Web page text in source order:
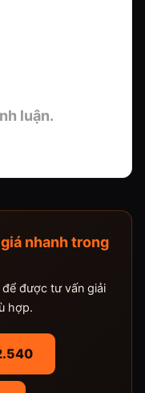
luận.
nhanh trong
để được tư vấn giải
hợp.